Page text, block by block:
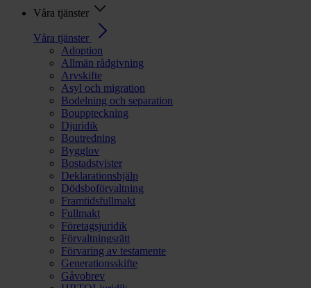
Våra tjänster
Våra tjänster
Adoption
Allmän rådgivning
Arvskifte
Asyl och migration
Bodelning och separation
Bouppteckning
Djuridik
Boutredning
Bygglov
Bostadstvister
Deklarationshjälp
Dödsboförvaltning
Framtidsfullmakt
Fullmakt
Företagsjuridik
Förvaltningsrätt
Förvaring av testamente
Generationsskifte
Gåvobrev